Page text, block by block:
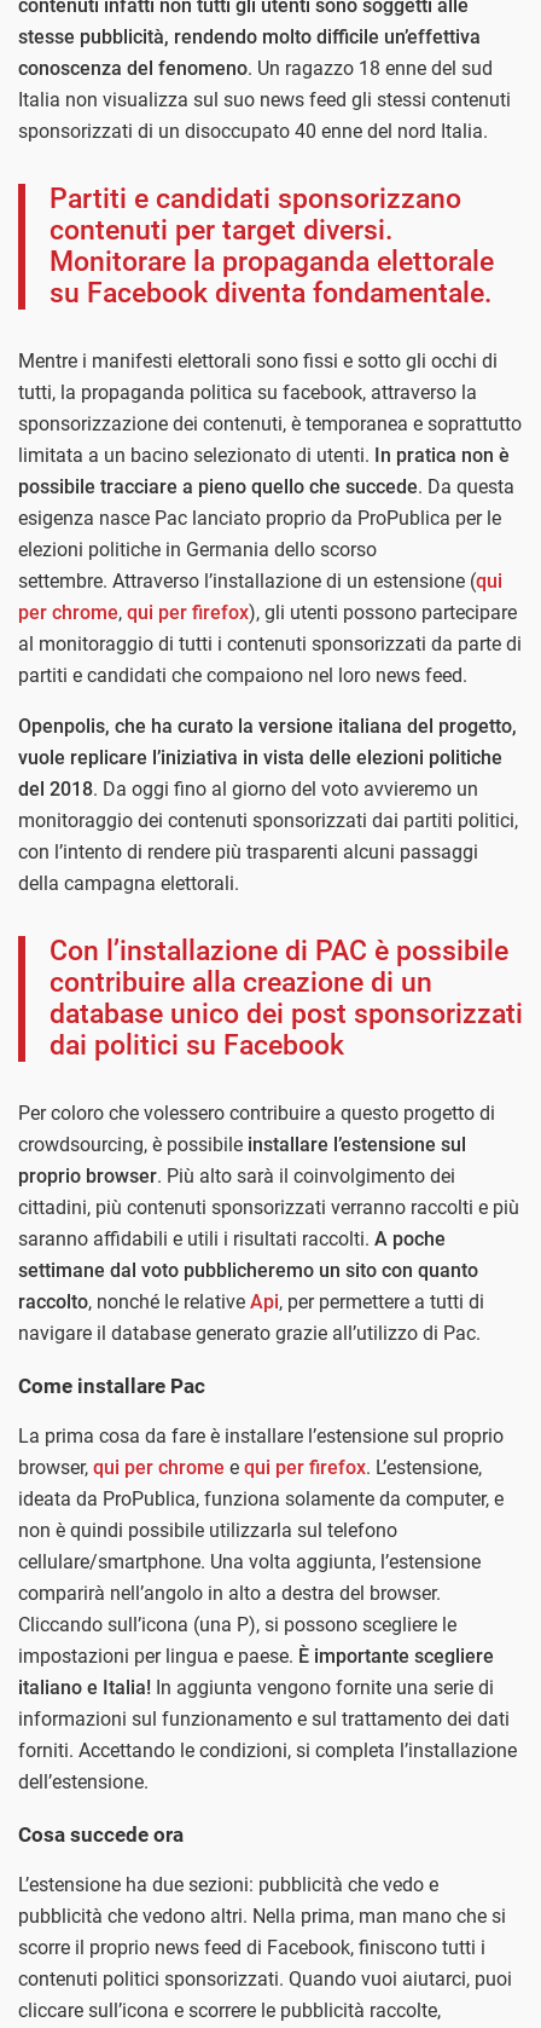
contenuti infatti non tutti gli utenti sono soggetti alle
stesse pubblicità, rendendo molto difficile un’effettiva
conoscenza del fenomeno. Un ragazzo 18 enne del sud
Italia non visualizza sul suo news feed gli stessi contenuti
sponsorizzati di un disoccupato 40 enne del nord Italia.
Partiti e candidati sponsorizzano
contenuti per target diversi.
Monitorare la propaganda elettorale
su Facebook diventa fondamentale.
Mentre i manifesti elettorali sono fissi e sotto gli occhi di
tutti, la propaganda politica su facebook, attraverso la
sponsorizzazione dei contenuti, è temporanea e soprattutto
limitata a un bacino selezionato di utenti. In pratica non è
possibile tracciare a pieno quello che succede. Da questa
esigenza nasce Pac lanciato proprio da ProPublica per le
elezioni politiche in Germania dello scorso
settembre. Attraverso l’installazione di un estensione (qui
per chrome, qui per firefox), gli utenti possono partecipare
al monitoraggio di tutti i contenuti sponsorizzati da parte di
partiti e candidati che compaiono nel loro news feed.
Openpolis, che ha curato la versione italiana del progetto,
vuole replicare l’iniziativa in vista delle elezioni politiche
del 2018. Da oggi fino al giorno del voto avvieremo un
monitoraggio dei contenuti sponsorizzati dai partiti politici,
con l’intento di rendere più trasparenti alcuni passaggi
della campagna elettorali.
Con l’installazione di PAC è possibile
contribuire alla creazione di un
database unico dei post sponsorizzati
dai politici su Facebook
Per coloro che volessero contribuire a questo progetto di
crowdsourcing, è possibile installare l’estensione sul
proprio browser. Più alto sarà il coinvolgimento dei
cittadini, più contenuti sponsorizzati verranno raccolti e più
saranno affidabili e utili i risultati raccolti. A poche
settimane dal voto pubblicheremo un sito con quanto
raccolto, nonché le relative Api, per permettere a tutti di
navigare il database generato grazie all’utilizzo di Pac.
Come installare Pac
La prima cosa da fare è installare l’estensione sul proprio
browser, qui per chrome e qui per firefox. L’estensione,
ideata da ProPublica, funziona solamente da computer, e
non è quindi possibile utilizzarla sul telefono
cellulare/smartphone. Una volta aggiunta, l’estensione
comparirà nell’angolo in alto a destra del browser.
Cliccando sull’icona (una P), si possono scegliere le
impostazioni per lingua e paese. È importante scegliere
italiano e Italia! In aggiunta vengono fornite una serie di
informazioni sul funzionamento e sul trattamento dei dati
forniti. Accettando le condizioni, si completa l’installazione
dell’estensione.
Cosa succede ora
L’estensione ha due sezioni: pubblicità che vedo e
pubblicità che vedono altri. Nella prima, man mano che si
scorre il proprio news feed di Facebook, finiscono tutti i
contenuti politici sponsorizzati. Quando vuoi aiutarci, puoi
cliccare sull’icona e scorrere le pubblicità raccolte,